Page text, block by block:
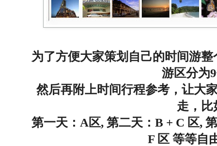
为了方便大家策划自己的时间游
游区分为
然后再附上时间行程参考，让大
走，比
第一天：A区, 第二天：B + C 区,
F 区 等等自